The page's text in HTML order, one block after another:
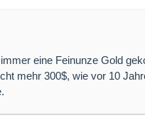
eine Feinunze Gold
mehr 300$, wie vor 10